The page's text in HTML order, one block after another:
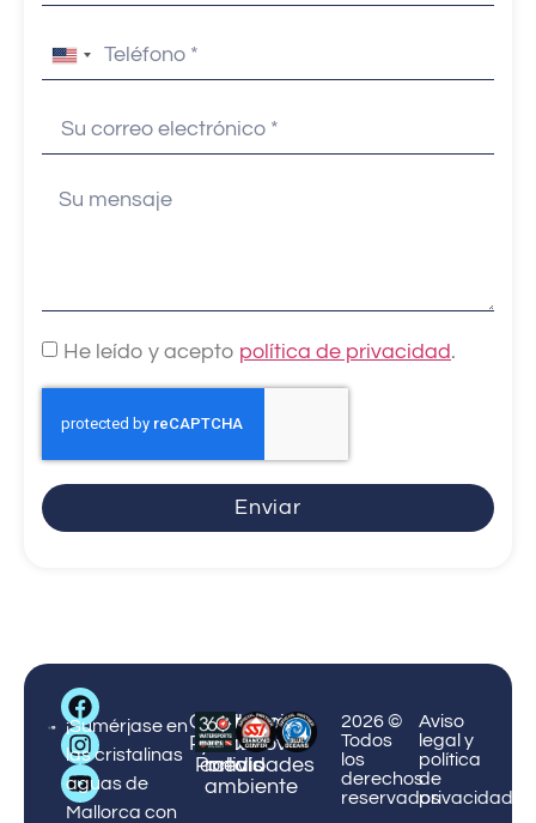
United
+1
He leído y acepto política de privacidad.
Enviar
Big
Blue
Diving
¡Sumérjase en
las cristalinas
aguas de
Mallorca con
Centro
Palmanova
Centro
Puerto
Portals
Cursos
y
actividades
Protección
del
medio
ambiente
¡Reserve
ahora!
2026 ©
Todos
los
derechos
reservados
Aviso
legal y
política
de
privacidad